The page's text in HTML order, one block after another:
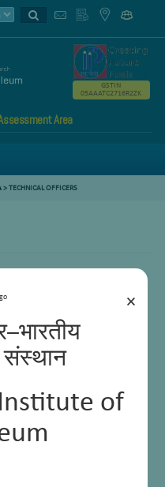
×
संस्थान
of
Area
GSTIN
05AAATC2716R2ZK
>TECHNICAL OFFICERS